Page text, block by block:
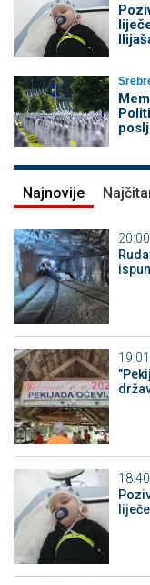
Najnovije
20:00
19:01
18:40